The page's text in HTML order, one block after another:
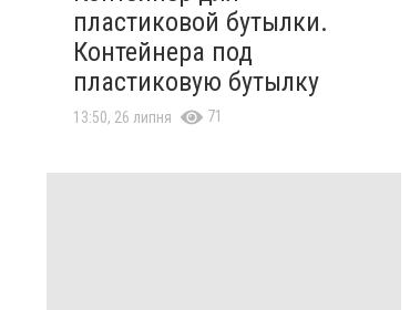
пластиковой бутылки.
Контейнера под
пластиковую бутылку
13:50, 26 липня 71